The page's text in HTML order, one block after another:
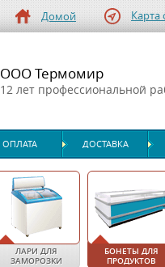
Домой Карта
ООО Термомир
12 лет профессиональной
ОПЛАТА ДОСТАВКА
ЛАРИ ДЛЯ
ЗАМОРОЗКИ
БОНЕТЫ ДЛЯ
ПРОДУКТОВ